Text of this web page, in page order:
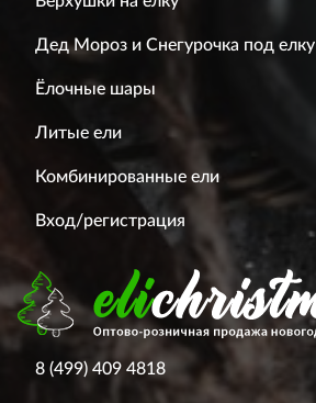
Дед Мороз и Снегурочка под елку
Ёлочные шары
Литые ели
Комбинированные ели
Вход/регистрация
8 (499) 409 4818